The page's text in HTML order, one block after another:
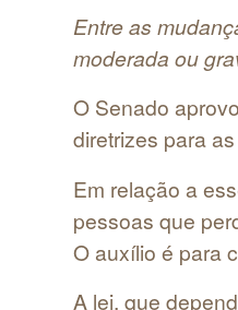
Entre as
moderada ou
O Senado
diretrizes para
Em relação a
pessoas que
O auxílio é para
A lei, que